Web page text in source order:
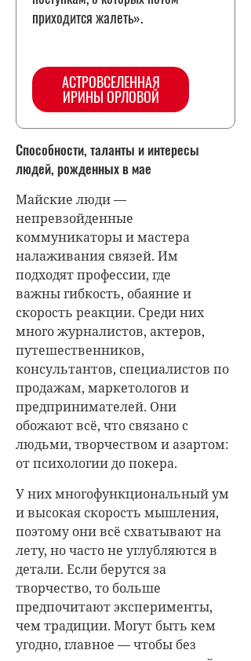
приходится жалеть».
АСТРОВСЕЛЕННАЯ
ИРИНЫ ОРЛОВОЙ
Способности, таланты и интересы
людей, рожденных в мае
Майские люди —
непревзойденные
коммуникаторы и мастера
налаживания связей. Им
подходят профессии, где
важны гибкость, обаяние и
скорость реакции. Среди них
много журналистов, актеров,
путешественников,
консультантов, специалистов по
продажам, маркетологов и
предпринимателей. Они
обожают всё, что связано с
людьми, творчеством и азартом:
от психологии до покера.
У них многофункциональный ум
и высокая скорость мышления,
поэтому они всё схватывают на
лету, но часто не углубляются в
детали. Если берутся за
творчество, то больше
предпочитают эксперименты,
чем традиции. Могут быть кем
угодно, главное — чтобы без